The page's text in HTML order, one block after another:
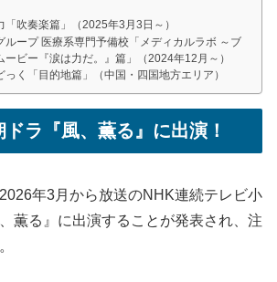
「吹奏楽篇」（2025年3月3日～）
ループ 医療系専門予備校「メディカルラボ ～ブ
ービー『涙は力だ。』篇」（2024年12月～）
っく「目的地篇」（中国・四国地方エリア）
ラ『風、薫る』に出演！
年3月から放送のNHK連続テレビ小
薫る』に出演することが発表され、注